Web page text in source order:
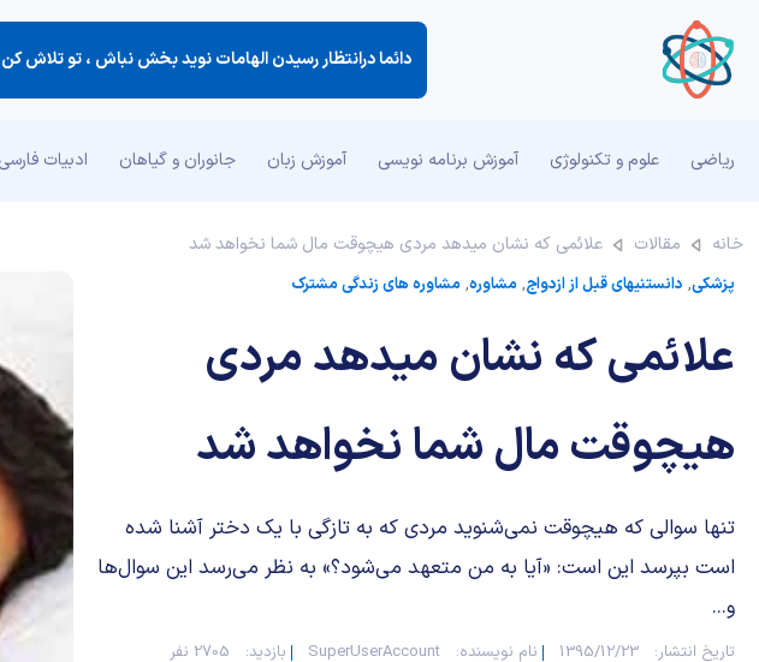
دائما درانتظار رسیدن الهامات نوید بخش نباش ، تو تلاش
ریاضی علوم و تکنولوژی آموزش برنامه نویسی آموزش زبان جانوران و گیاهان ادبیات فارسی
خانه مقالات علائمی که نشان میدهد مردی هیچوقت مال شما نخواهد شد
پزشکی, دانستنیهای قبل از ازدواج,مشاوره,مشاوره های زندگی مشترک
علائمی که نشان میدهد مردی
هیچوقت مال شما نخواهد شد
تنها سوالی که هیچوقت نمی‌شنوید مردی که به تازگی با یک دختر آشنا شده
است بپرسد این است: «آیا به من متعهد می‌شود؟» به نظر می‌رسد این سوال‌ها
و...
تاریخ انتشار: 1395/12/23 نام نویسنده: SuperUserAccount بازدید: 2705 نفر